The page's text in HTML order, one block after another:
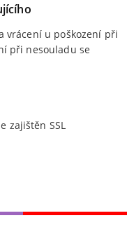
vrácení u poškození při
při nesouladu se
zajištěn SSL